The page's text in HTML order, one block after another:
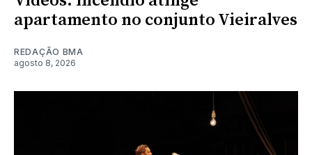
apartamento no conjunto Vieiralves
REDAÇÃO BMA
agosto 8, 2026